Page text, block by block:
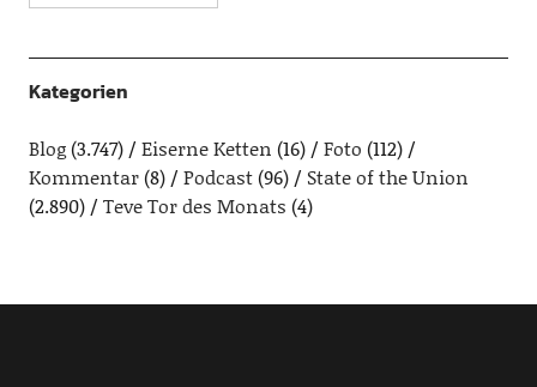
Kategorien
Blog(3.747) Eiserne Ketten (16) Foto (112)
Kommentar(8) Podcast(96)
State of the Union
(2.890)
Teve Tor des Monats (4)